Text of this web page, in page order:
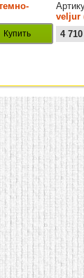
Купить
veljur
4 710